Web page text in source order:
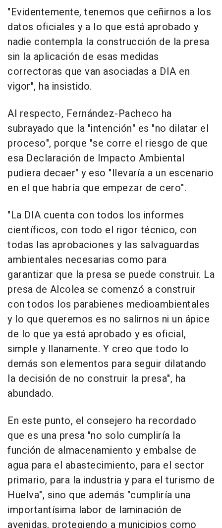
"Evidentemente, tenemos que ceñirnos a los
datos oficiales y a lo que está aprobado y
nadie contempla la construcción de la presa
sin la aplicación de esas medidas
correctoras que van asociadas a DIA en
vigor", ha insistido.
Al respecto, Fernández-Pacheco ha
subrayado que la "intención" es "no dilatar el
proceso", porque "se corre el riesgo de que
esa Declaración de Impacto Ambiental
pudiera decaer" y eso "llevaría a un escenario
en el que habría que empezar de cero".
"La DIA cuenta con todos los informes
científicos, con todo el rigor técnico, con
todas las aprobaciones y las salvaguardas
ambientales necesarias como para
garantizar que la presa se puede construir. La
presa de Alcolea se comenzó a construir
con todos los parabienes medioambientales
y lo que queremos es no salirnos ni un ápice
de lo que ya está aprobado y es oficial,
simple y llanamente. Y creo que todo lo
demás son elementos para seguir dilatando
la decisión de no construir la presa", ha
abundado.
En este punto, el consejero ha recordado
que es una presa "no solo cumpliría la
función de almacenamiento y embalse de
agua para el abastecimiento, para el sector
primario, para la industria y para el turismo de
Huelva", sino que además "cumpliría una
importantísima labor de laminación de
avenidas, protegiendo a municipios como